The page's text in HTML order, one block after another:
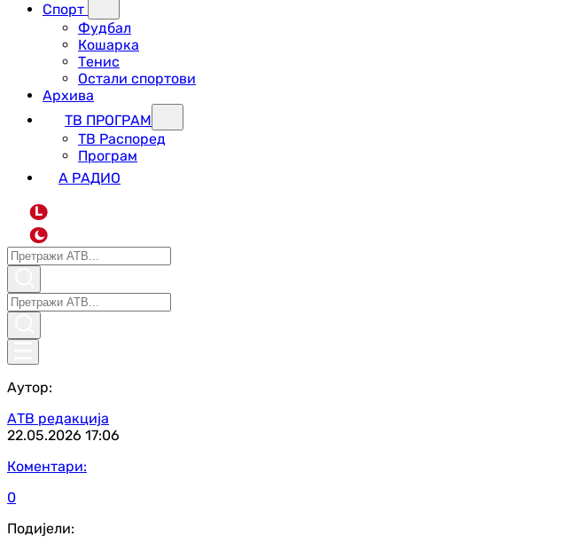
Спорт
Фудбал
Кошарка
Тенис
Остали спортови
Архива
ТВ ПРОГРАМ
ТВ Распоред
Програм
А РАДИО
L
Аутор:
АТВ редакција
22.05.2026 17:06
Коментари:
0
Подијели: